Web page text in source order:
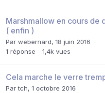
Marshmallow en cours de
( enfin )
Par webernard, 18 juin 2016
1 réponse 1,4k vues
Cela marche le verre
Partch, 1 octobre 2016